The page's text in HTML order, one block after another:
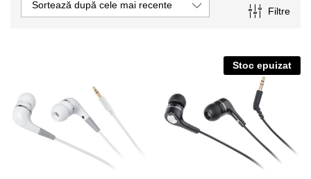
Filtre
Sortează după cele mai recente
Stoc epuizat